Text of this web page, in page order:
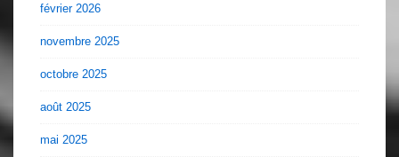
février 2026
novembre 2025
octobre 2025
août 2025
mai 2025